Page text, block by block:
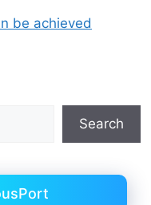
be achieved
Search